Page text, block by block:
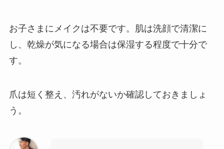
お子さまにメイクは不要です。肌は洗顔で清潔に
し、乾燥が気になる場合は保湿する程度で十分で
す。
爪は短く整え、汚れがないか確認しておきましょ
う。